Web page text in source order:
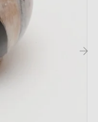
tiroirs, elle peut
et boutons de
poignées.